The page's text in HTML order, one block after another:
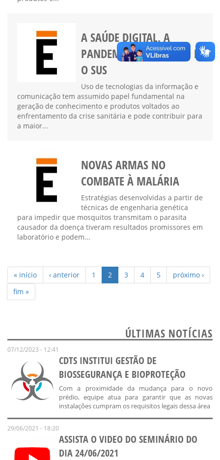
A SAÚDE DIGITAL, A
PANDEMIA DE COVID-19 E
O SUS
Uso de tecnologias da informação e
comunicação tem assumido papel fundamental na
geração de conhecimento e produtos voltados ao
enfrentamento da crise sanitária e pode contribuir para
a maior...
NOVAS ARMAS NO
COMBATE À MALÁRIA
Estratégias desenvolvidas a partir de
técnicas de engenharia genética
para impedir que mosquitos transmitam o parasita
causador da doença tiveram resultados promissores em
laboratório e podem...
« início ‹ anterior 1 2 3 4 5
próximo ›
fim »
ÚLTIMAS NOTÍCIAS
07/12/2023 - 12:41
CDTS INSTITUI GESTÃO DE
BIOSSEGURANÇA E BIOPROTEÇÃO
Com a proximidade da mudança para o novo
prédio, equipe atua para garantir que as novas
instalações cumpram os requisitos legais dessa área
29/06/2021 - 18:20
ASSISTA O VIDEO DO SEMINÁRIO DO
DIA 24/06/2021